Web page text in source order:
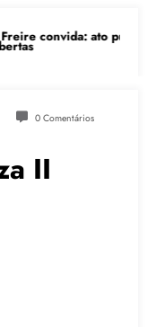
e pedagógica na
0 Comentários
II